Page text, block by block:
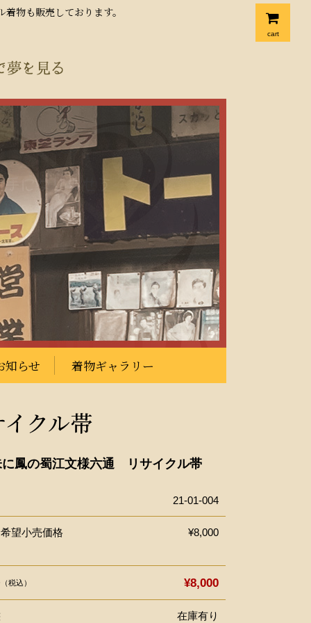
物も販売しております。
cart
知らせ 着物ギャラリー
クル帯
鳳の蜀江文様六通 リサイクル帯
21-01-004
望小売価格 ¥8,000
（税込） ¥8,000
在庫有り